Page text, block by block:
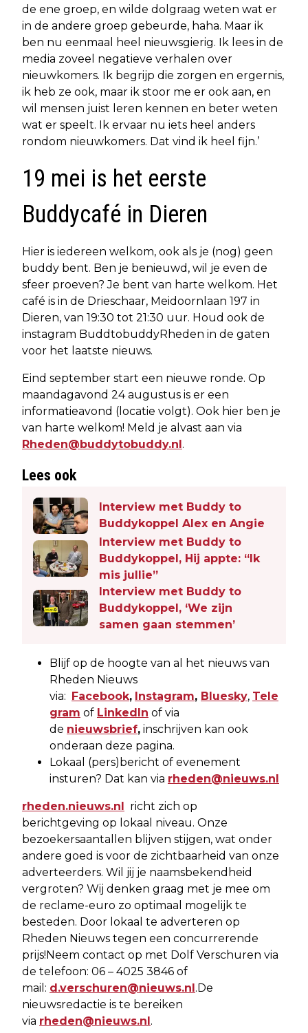
de ene groep, en wilde dolgraag weten wat er
in de andere groep gebeurde, haha. Maar ik
ben nu eenmaal heel nieuwsgierig. Ik lees in de
media zoveel negatieve verhalen over
nieuwkomers. Ik begrijp die zorgen en ergernis,
ik heb ze ook, maar ik stoor me er ook aan, en
wil mensen juist leren kennen en beter weten
wat er speelt. Ik ervaar nu iets heel anders
rondom nieuwkomers. Dat vind ik heel fijn.’
19 mei is het eerste
Buddycafé in Dieren
Hier is iedereen welkom, ook als je (nog) geen
buddy bent. Ben je benieuwd, wil je even de
sfeer proeven? Je bent van harte welkom. Het
café is in de Drieschaar, Meidoornlaan 197 in
Dieren, van 19:30 tot 21:30 uur. Houd ook de
instagram BuddtobuddyRheden in de gaten
voor het laatste nieuws.
Eind september start een nieuwe ronde. Op
maandagavond 24 augustus is er een
informatieavond (locatie volgt). Ook hier ben je
van harte welkom! Meld je alvast aan via
Rheden@buddytobuddy.nl.
Lees ook
Interview met Buddy to
Buddykoppel Alex en Angie
Interview met Buddy to
Buddykoppel, Hij appte: “Ik
mis jullie”
Interview met Buddy to
Buddykoppel, ‘We zijn
samen gaan stemmen’
Blijf op de hoogte van al het nieuws van
Rheden Nieuws
via: Facebook, Instagram, Bluesky, Tele
gram of LinkedIn of via
de nieuwsbrief, inschrijven kan ook
onderaan deze pagina.
Lokaal (pers)bericht of evenement
insturen? Dat kan via rheden@nieuws.nl
rheden.nieuws.nl richt zich op
berichtgeving op lokaal niveau. Onze
bezoekersaantallen blijven stijgen, wat onder
andere goed is voor de zichtbaarheid van onze
adverteerders. Wil jij je naamsbekendheid
vergroten? Wij denken graag met je mee om
de reclame-euro zo optimaal mogelijk te
besteden. Door lokaal te adverteren op
Rheden Nieuws tegen een concurrerende
prijs!Neem contact op met Dolf Verschuren via
de telefoon: 06 – 4025 3846 of
mail: d.verschuren@nieuws.nl.De
nieuwsredactie is te bereiken
via rheden@nieuws.nl.